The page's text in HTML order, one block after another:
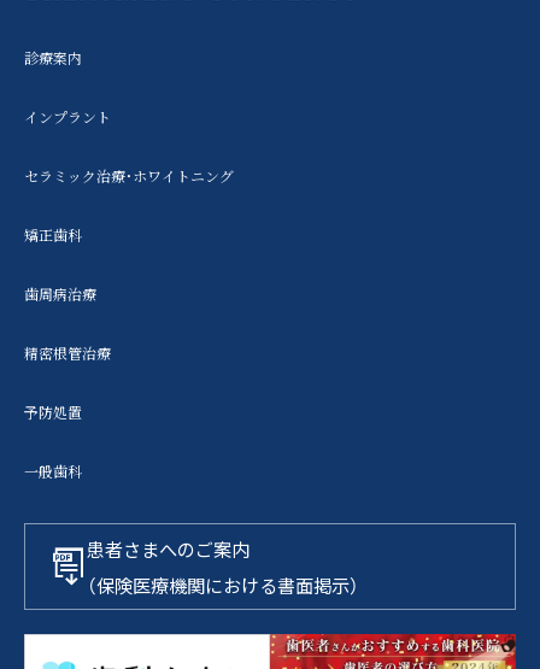
診療案内
インプラント
セラミック治療・ホワイトニング
矯正歯科
歯周病治療
精密根管治療
予防処置
一般歯科
患者さまへのご案内
（保険医療機関における書面掲示）